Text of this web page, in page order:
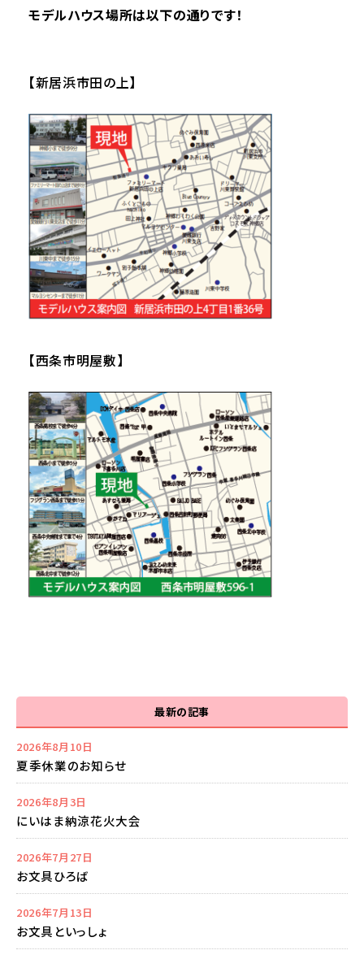
モデルハウス場所は以下の通りです！
【新居浜市田の上】
【西条市明屋敷】
最新の記事
2026年8月10日
夏季休業のお知らせ
2026年8月3日
にいはま納涼花火大会
2026年7月27日
お文具ひろば
2026年7月13日
お文具といっしょ